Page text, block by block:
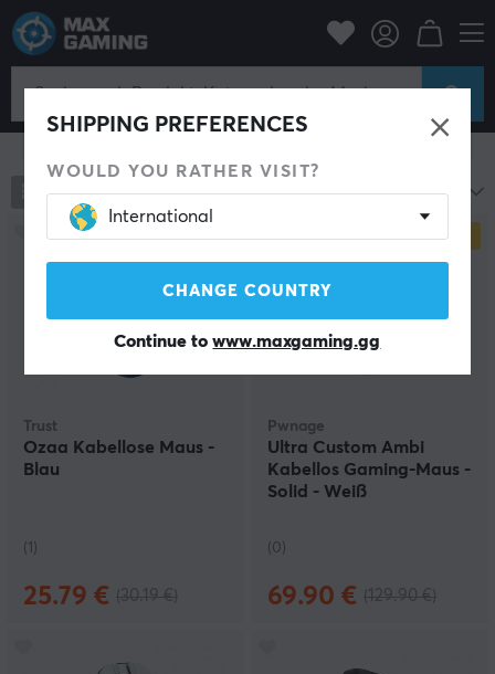
SHIPPING PREFERENCES
WOULD YOU RATHER VISIT?
International
CHANGE COUNTRY
Continue towww.maxgaming.gg
PC-Zubehör Gaming-Maus Kabellos
Kabellos
786 Produkte Beliebteste
SPARE 15%
Trust
Ozaa Kabellose Maus -
Blau
(1)
25.79 €
SPARE 46%
Pwnage
Ultra Custom Ambi
Kabellos Gaming-Maus -
Solid - Weiß
(0)
69.90 €